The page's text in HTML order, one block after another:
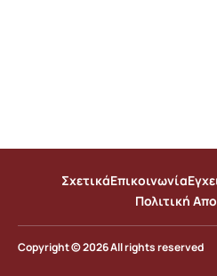
ΣχετικάΕπικοινωνία
Πολιτική
Copyright © 2026 All rights reserved